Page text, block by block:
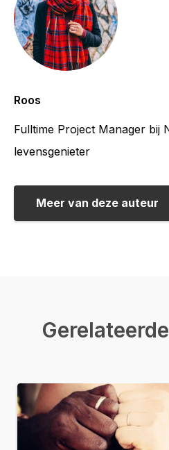
Roos
Fulltime Project Manager bij
levensgenieter
Meer van deze auteur